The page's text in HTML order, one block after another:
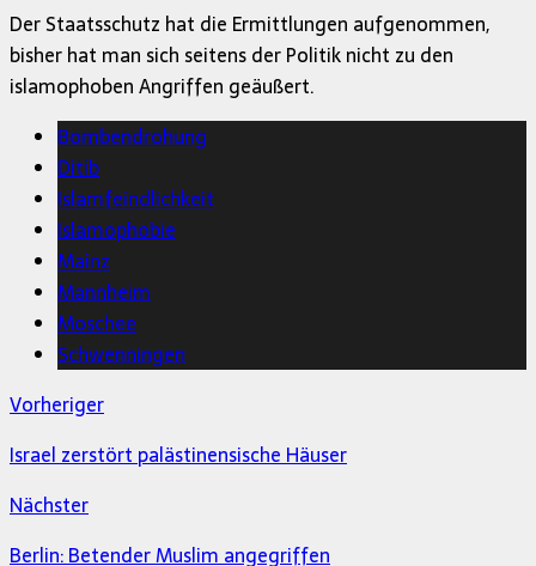
Der Staatsschutz hat die Ermittlungen aufgenommen,
bisher hat man sich seitens der Politik nicht zu den
islamophoben Angriffen geäußert.
Bombendrohung
Ditib
Islamfeindlichkeit
Islamophobie
Mainz
Mannheim
Moschee
Schwenningen
Vorheriger
Israel zerstört palästinensische Häuser
Nächster
Berlin: Betender Muslim angegriffen